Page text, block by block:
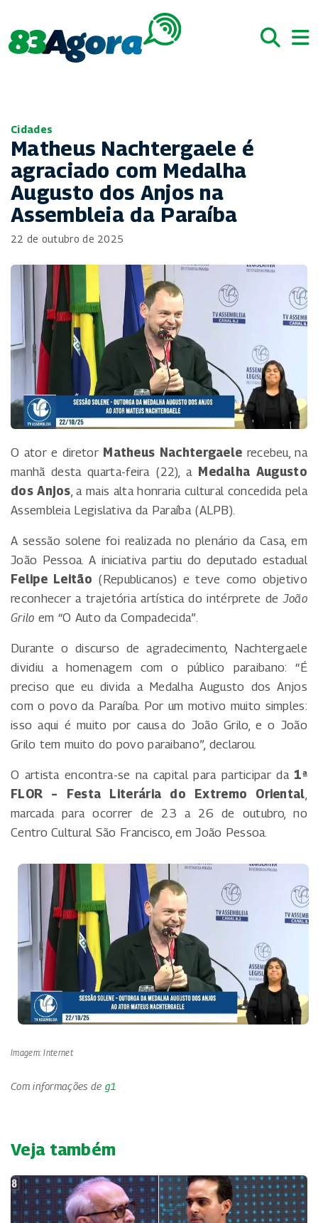
Cidades
Matheus Nachtergaele é
agraciado com Medalha
Augusto dos Anjos na
Assembleia da Paraíba
22 de outubro de 2025
O ator e diretor Matheus Nachtergaele recebeu, na
manhã desta quarta-feira (22), a Medalha Augusto
dos Anjos, a mais alta honraria cultural concedida pela
Assembleia Legislativa da Paraíba (ALPB).
A sessão solene foi realizada no plenário da Casa, em
João Pessoa. A iniciativa partiu do deputado estadual
Felipe Leitão (Republicanos) e teve como objetivo
reconhecer a trajetória artística do intérprete deJoão
Grilo em “O Auto da Compadecida”.
Durante o discurso de agradecimento, Nachtergaele
dividiu a homenagem com o público paraibano: “É
preciso que eu divida a Medalha Augusto dos Anjos
com o povo da Paraíba. Por um motivo muito simples:
isso aqui é muito por causa do João Grilo, e o João
Grilo tem muito do povo paraibano”, declarou.
O artista encontra-se na capital para participar da1ª
FLOR – Festa Literária do Extremo Oriental,
marcada para ocorrer de 23 a 26 de outubro, no
Centro Cultural São Francisco, em João Pessoa.
Imagem: Internet
Com informações de g1
Veja também